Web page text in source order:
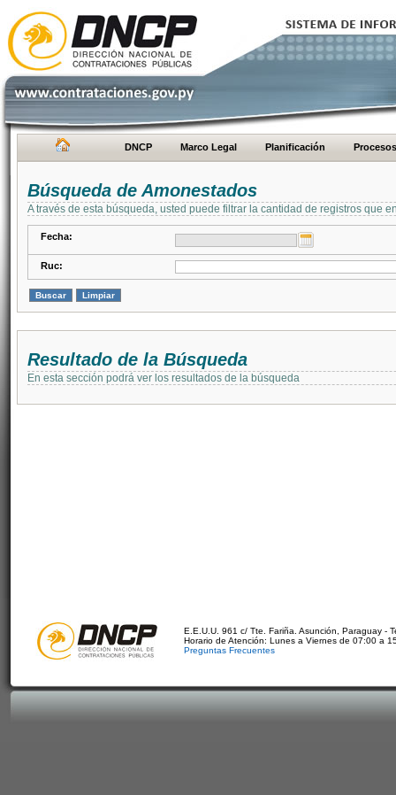
DNCP Marco Legal Planificación Procesos
Búsqueda de Amonestados
A través de esta búsqueda, usted puede filtrar la cantidad de registros que
Fecha:
Ruc:
Resultado de la Búsqueda
En esta sección podrá ver los resultados de la búsqueda
E.E.U.U. 961 c/ Tte. Fariña. Asunción, Paraguay -
Horario de Atención: Lunes a Viernes de 07:00 a
Preguntas Frecuentes